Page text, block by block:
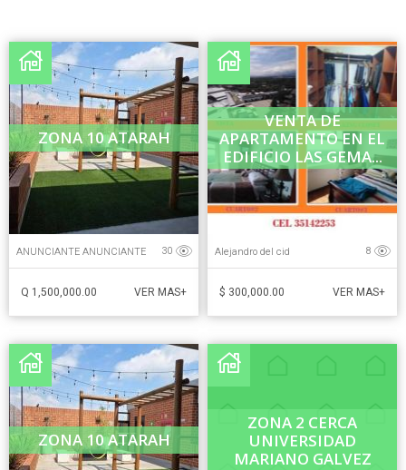
ZONA 10 ATARAH
ANUNCIANTE ANUNCIANTE 30
Q 1,500,000.00 VER MAS+
VENTA DE
APARTAMENTO EN EL
EDIFICIO LAS GEMA...
Alejandro del cid 8
$ 300,000.00 VER MAS+
ZONA 10 ATARAH
ZONA 2 CERCA
UNIVERSIDAD
MARIANO GALVEZ